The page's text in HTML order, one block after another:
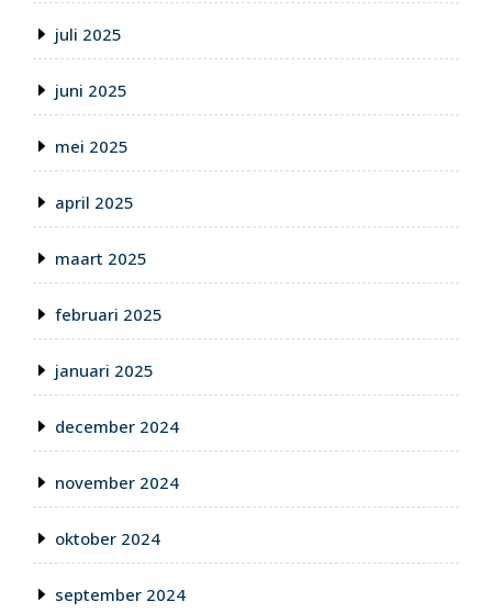
juli 2025
juni 2025
mei 2025
april 2025
maart 2025
februari 2025
januari 2025
december 2024
november 2024
oktober 2024
september 2024